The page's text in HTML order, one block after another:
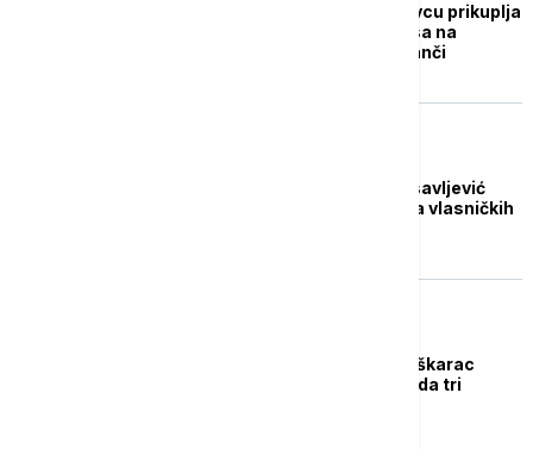
Tužilaštvo u Mladenovcu prikuplja
podatke o napadu pasa na
muškarca u Velikoj Ivanči
Novinar Vladan Radosavljević
stradao nakon napada vlasničkih
Veterina Beograd: Muškarac
preminuo nakon napada tri